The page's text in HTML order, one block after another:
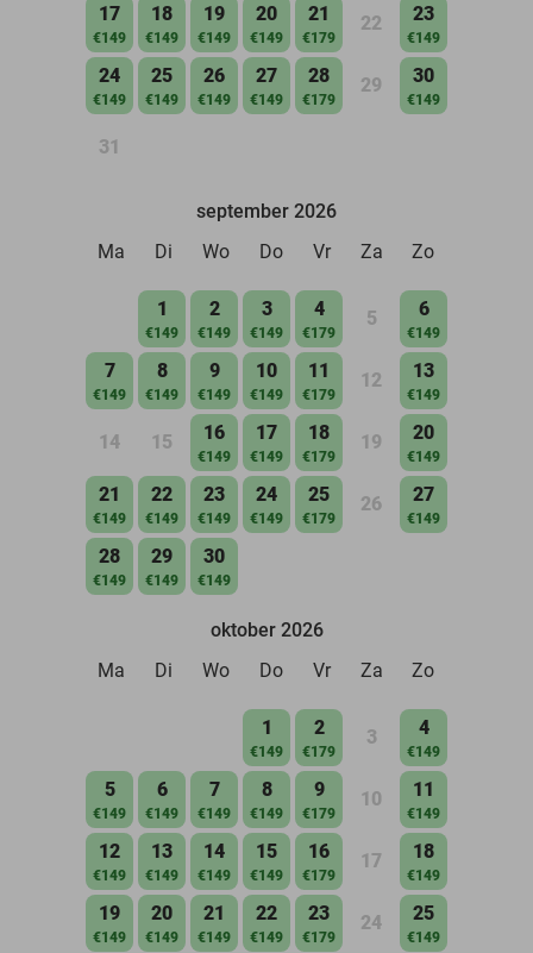
17
€149
18
€149
19
€149
20
€149
21
€179
22 23
€149
24
€149
25
€149
26
€149
27
€149
28
€179
29 30
€149
31
september 2026
Ma
Di Wo Do Vr Za Zo
1
€149
2
€149
3
€149
4
€179
5 6
€149
7
€149
8
€149
9
€149
10
€149
11
€179
12 13
€149
14 15 16
€149
17
€149
18
€179
19 20
€149
21
€149
22
€149
23
€149
24
€149
25
€179
26 27
€149
28
€149
29
€149
30
€149
oktober 2026
Ma
Di Wo Do Vr Za Zo
1
€149
2
€179
3 4
€149
5
€149
6
€149
7
€149
8
€149
9
€179
10 11
€149
12
€149
13
€149
14
€149
15
€149
16
€179
17 18
€149
19
€149
20
€149
21
€149
22
€149
23
€179
24 25
€149